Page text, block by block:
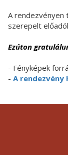
A rendezvényen
szerepelt
Ezúton
- Fényképek
- A rendezvény